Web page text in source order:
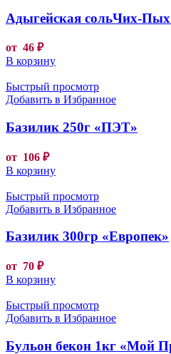
Адыгейская сольЧих-
от 46 ₽
В корзину
Быстрый просмотр
Добавить в Избранное
Базилик 250г «ПЭТ»
от 106 ₽
В корзину
Быстрый просмотр
Добавить в Избранное
Базилик 300гр «Европек»
от 70 ₽
В корзину
Быстрый просмотр
Добавить в Избранное
Бульон бекон 1кг «Мой